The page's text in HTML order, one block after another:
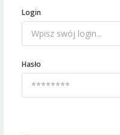
Login
Hasło